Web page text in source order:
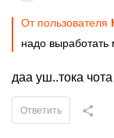
От пользователя
надо
даа уш..тока
Ответить